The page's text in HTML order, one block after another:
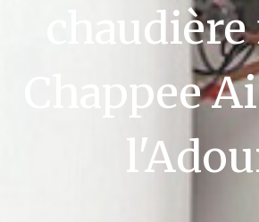
Chappee